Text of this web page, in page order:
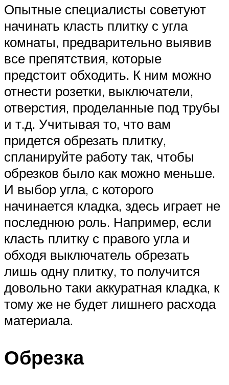
Опытные специалисты советуют
начинать класть плитку с угла
комнаты, предварительно выявив
все препятствия, которые
предстоит обходить. К ним можно
отнести розетки, выключатели,
отверстия, проделанные под трубы
и т.д. Учитывая то, что вам
придется обрезать плитку,
спланируйте работу так, чтобы
обрезков было как можно меньше.
И выбор угла, с которого
начинается кладка, здесь играет не
последнюю роль. Например, если
класть плитку с правого угла и
обходя выключатель обрезать
лишь одну плитку, то получится
довольно таки аккуратная кладка, к
тому же не будет лишнего расхода
материала.
Обрезка